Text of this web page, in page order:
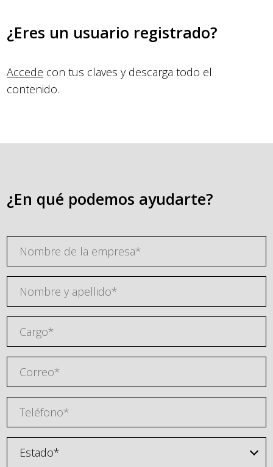
¿Eres un usuario registrado?
Accede con tus claves y descarga todo el
contenido.
¿En qué podemos ayudarte?